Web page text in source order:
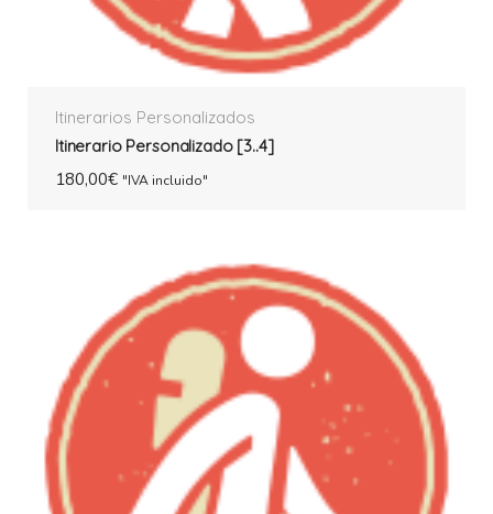
Itinerarios Personalizados
Itinerario Personalizado [3..4]
180,00€ "IVA incluido"